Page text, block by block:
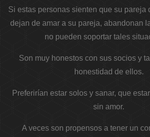
Si estas personas sienten que su pareja
dejan de amar a su pareja, abandonan
no pueden soportar tales
Son muy honestos con sus socios y
honestidad de ellos.
Preferirían estar solos y sanar, que
sin amor.
A veces son propensos a tener un